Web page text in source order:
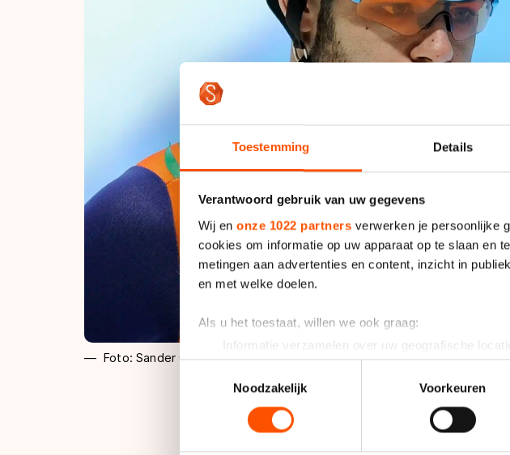
Toestemming Details
Verantwoord gebruik van uw gegevens
Wij en onze 1022 partners verwerken je persoonlijke
cookies om informatie op uw apparaat op te slaan en
metingen aan advertenties en content, inzicht in
en met welke doelen.
Als u het toestaat, willen we ook graag:
Informatie verzamelen over uw geografische
Uw apparaat identificeren door het actief te
Lees meer over hoe uw persoonlijke gegevens
toestemming op elk moment wijzigen of intrekken in de
Noodzakelijk
Voorkeuren
Foto: Sander Chamid